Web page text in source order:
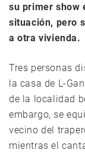
su primer show
situación, pero
a otra vivienda.
Tres personas
la casa de L-
de la localidad
embargo, se
vecino del
mientras el